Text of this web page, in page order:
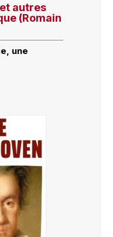
autres
(Romain
une